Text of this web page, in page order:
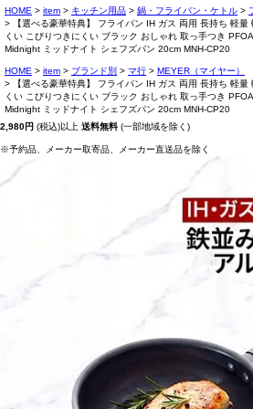
HOME item キッチン用品 鍋・フライパン・ケトル
【選べる豪華特典】 フライパン IH ガス 両用 長持ち 軽
くい こびりつきにくい ブラック おしゃれ 取っ手つき
Midnight ミッドナイト シェフズパン 20cm MNH-CP20
HOME item ブランド別 マ行
MEYER（マイヤー）
【選べる豪華特典】 フライパン IH ガス 両用 長持ち 軽
くい こびりつきにくい ブラック おしゃれ 取っ手つき
Midnight ミッドナイト シェフズパン 20cm MNH-CP20
2,980円 (税込)以上 送料無料 (一部地域を除く)
※予約品、メーカー取寄品、メーカー直送品を除く